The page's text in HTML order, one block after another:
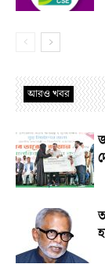
আরও খবর